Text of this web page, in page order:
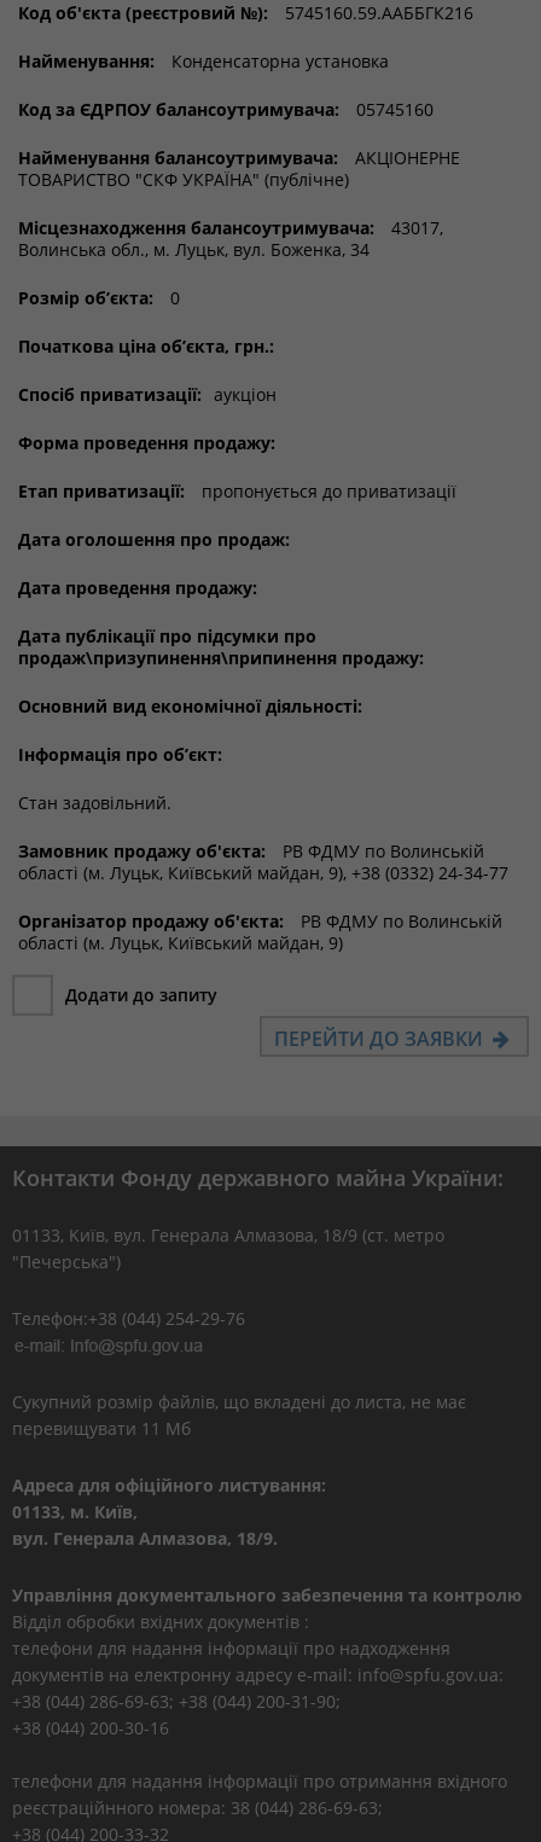
Код об'єкта (реєстровий №): 5745160.59.ААББГК216
Найменування: Конденсаторна установка
Код за ЄДРПОУ балансоутримувача: 05745160
Найменування балансоутримувача:
АКЦІОНЕРНЕ
ТОВАРИСТВО "СКФ УКРАЇНА" (публічне)
Місцезнаходження балансоутримувача:
43017,
Волинська обл., м. Луцьк, вул. Боженка, 34
Розмір об’єкта: 0
Початкова ціна об’єкта, грн.:
Спосіб приватизації: аукціон
Форма проведення продажу:
Етап приватизації: пропонується до приватизації
Дата оголошення про продаж:
Дата проведення продажу:
Дата публікації про підсумки про
продаж\призупинення\припинення продажу:
Основний вид економічної діяльності:
Інформація про об’єкт:
Стан задовільний.
Замовник продажу об'єкта:
РВ ФДМУ по Волинській
області (м. Луцьк, Київський майдан, 9), +38 (0332) 24-34-77
Організатор продажу об'єкта:
РВ ФДМУ по Волинській
області (м. Луцьк, Київський майдан, 9)
Додати до запиту
ПЕРЕЙТИ ДО ЗАЯВКИ
Контакти Фонду державного майна України:
01133, Kиїв, вул. Генерала Алмазова, 18/9 (ст. метро
"Печерська")
Телефон:+38 (044) 254-29-76
Сукупний розмір файлів, що вкладені до листа, не має
перевищувати 11 Мб
Адреса для офіційного листування:
01133, м. Київ,
вул. Генерала Алмазова, 18/9.
Управління документального забезпечення та контролю
Відділ обробки вхідних документів :
телефони для надання інформації про надходження
документів на електронну адресу e-mail: info@spfu.gov.ua:
+38 (044) 286-69-63; +38 (044) 200-31-90;
+38 (044) 200-30-16
телефони для надання інформації про отримання вхідного
реєстраційнного номера: 38 (044) 286-69-63;
+38 (044) 200-33-32